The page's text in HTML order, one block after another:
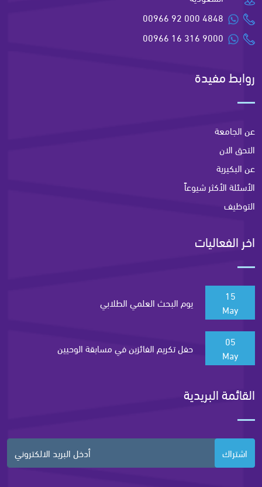
00966 92 000 4848
00966 16 316 9000
روابط مفيدة
عن الجامعة
التحق الان
عن البكيرية
الأسئلة الأكثر شيوعاً
التوظيف
اخر الفعاليات
15
May
يوم البحث العلمي الطلابي
05
May
حفل تكريم الفائزين في مسابقة الوحيين
القائمة البريدية
اشتراك